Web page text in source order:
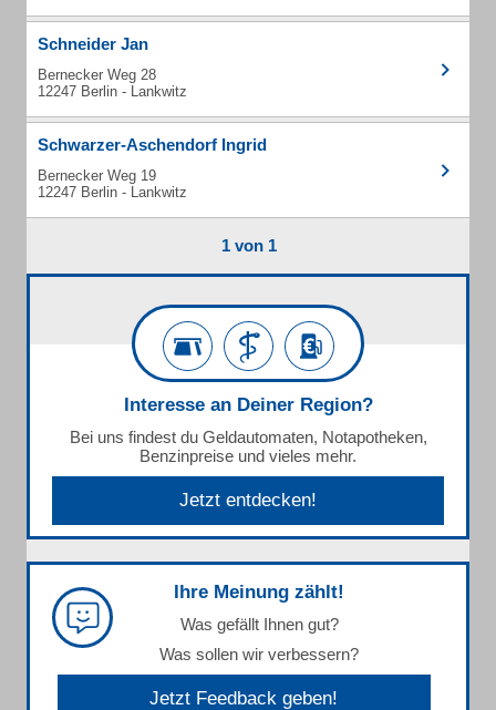
Schneider Jan
Bernecker Weg 28
12247 Berlin - Lankwitz
Schwarzer-Aschendorf Ingrid
Bernecker Weg 19
12247 Berlin - Lankwitz
1 von 1
Interesse an Deiner Region?
Bei uns findest du Geldautomaten, Notapotheken,
Benzinpreise und vieles mehr.
Jetzt entdecken!
Ihre Meinung zählt!
Was gefällt Ihnen gut?
Was sollen wir verbessern?
Jetzt Feedback geben!